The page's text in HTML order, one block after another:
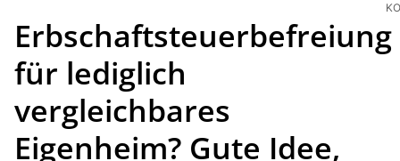
Erbschaftsteuerbefreiung
für lediglich
vergleichbares
Eigenheim? Gute Idee,